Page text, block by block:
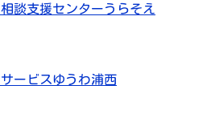
談支援センターうらそえ
ービスゆうわ浦西